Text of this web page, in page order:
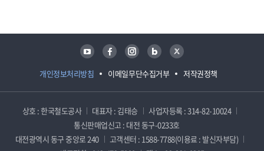
개인정보처리방침 이메일무단수집거부 저작권정책
유튜브 페이스북 인스타그램 블로그 트위터
상호 : 한국철도공사 대표자 : 김태승
사업자등록 : 314-82-10024
통신판매업신고 : 대전 동구-0233호
대전광역시 동구 중앙로 240
고객센터 : 1588-7788(이용료 : 발신자부담)